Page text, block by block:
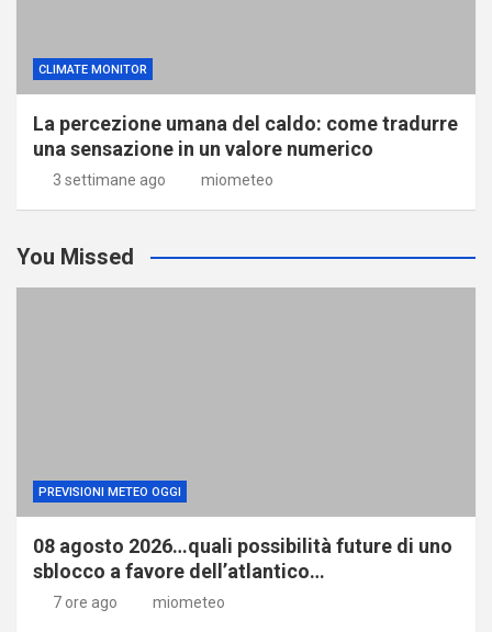
CLIMATE MONITOR
La percezione umana del caldo: come tradurre
una sensazione in un valore numerico
3 settimane ago miometeo
You Missed
PREVISIONI METEO OGGI
08 agosto 2026…quali possibilità future di uno
sblocco a favore dell’atlantico…
7 ore ago miometeo